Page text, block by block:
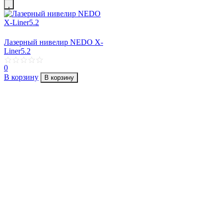
Лазерный нивелир NEDO X-
Liner5.2
0
В корзину
В корзину